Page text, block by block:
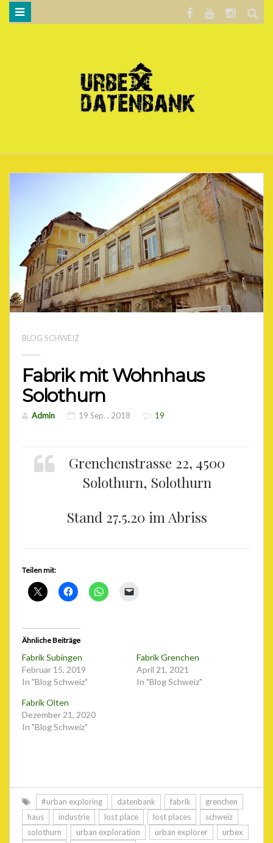
DATENSCHUTZERKLÄRUNG
BLOG SCHWEIZ
Fabrik mit Wohnhaus
Solothurn
Admin 19 Sep. , 2018 19
Grenchenstrasse 22, 4500
Solothurn, Solothurn
Stand 27.5.20 im Abriss
Teilen mit:
Ähnliche Beiträge
Fabrik Subingen
Februar 15, 2019
In "Blog Schweiz"
Fabrik Grenchen
April 21, 2021
In "Blog Schweiz"
Fabrik Olten
Dezember 21, 2020
In "Blog Schweiz"
#urban exploring datenbank fabrik
grenchen
haus
industrie lost place lost places
schweiz
solothurn
urban exploration urban explorer
urbex